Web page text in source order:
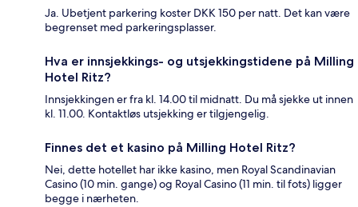
Ja. Ubetjent parkering koster DKK 150 per natt. Det kan være
begrenset med parkeringsplasser.
Hva er innsjekkings- og utsjekkingstidene på Milling
Hotel Ritz?
Innsjekkingen er fra kl. 14.00 til midnatt. Du må sjekke ut innen
kl. 11.00. Kontaktløs utsjekking er tilgjengelig.
Finnes det et kasino på Milling Hotel Ritz?
Nei, dette hotellet har ikke kasino, men Royal Scandinavian
Casino (10 min. gange) og Royal Casino (11 min. til fots) ligger
begge i nærheten.